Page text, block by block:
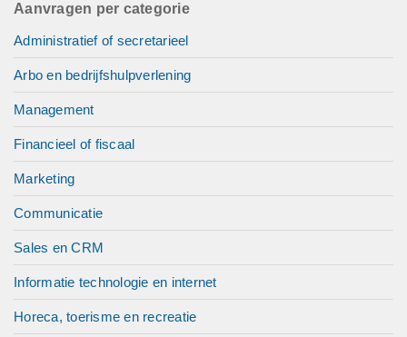
Aanvragen per categorie
Administratief of secretarieel
Arbo en bedrijfshulpverlening
Management
Financieel of fiscaal
Marketing
Communicatie
Sales en CRM
Informatie technologie en internet
Horeca, toerisme en recreatie